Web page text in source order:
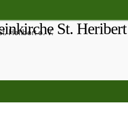
St. Heribert